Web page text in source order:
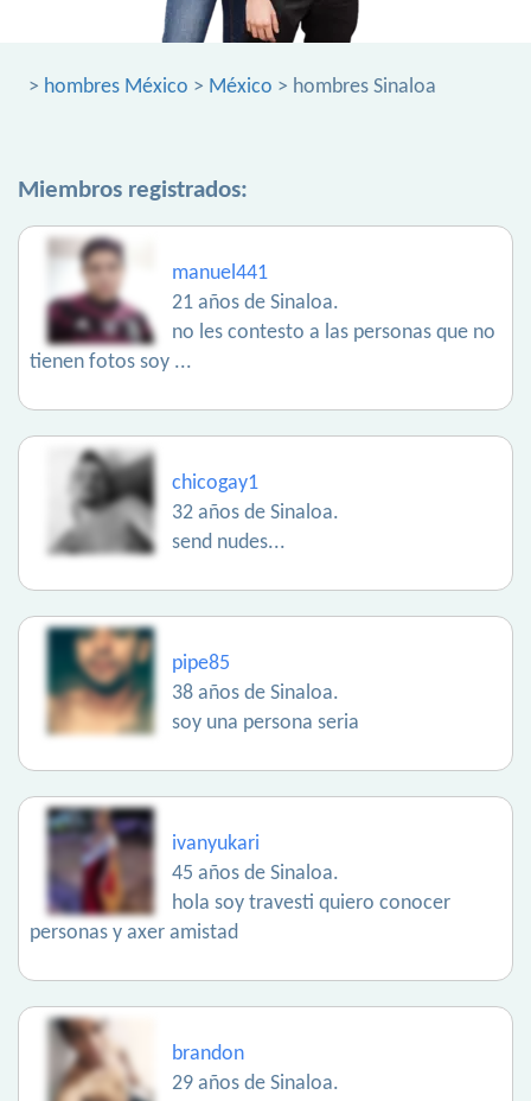
> hombres México > México > hombres Sinaloa
Miembros registrados:
manuel441
21 años de Sinaloa.
no les contesto a las personas que no
tienen fotos soy ...
chicogay1
32 años de Sinaloa.
send nudes...
pipe85
38 años de Sinaloa.
soy una persona seria
ivanyukari
45 años de Sinaloa.
hola soy travesti quiero conocer
personas y axer amistad
brandon
29 años de Sinaloa.